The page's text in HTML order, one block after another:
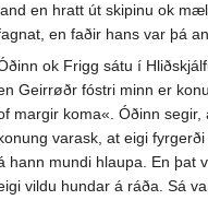
en hratt út skipinu ok
en faðir hans var þá
ok Frigg sátu í
Geirrøðr fóstri minn er
margir koma«. Óðinn
varask, at eigi
hann mundi hlaupa. En þat
vildu hundar á ráða. Sá